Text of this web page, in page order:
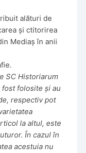
alături de
și ctitorirea
Mediaș în anii
SC Historiarum
fost folosite și au
respectiv pot
la altul, este
În cazul în
acestuia nu